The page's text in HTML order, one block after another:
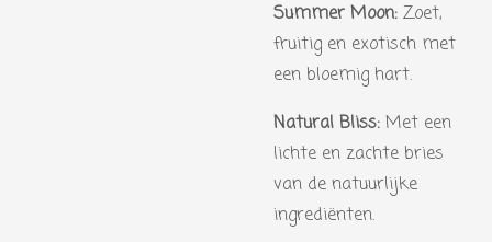
Summer Moon: Zoet,
fruitig en exotisch met
een bloemig hart.
Natural Bliss: Met een
lichte en zachte bries
van de natuurlijke
ingrediënten.